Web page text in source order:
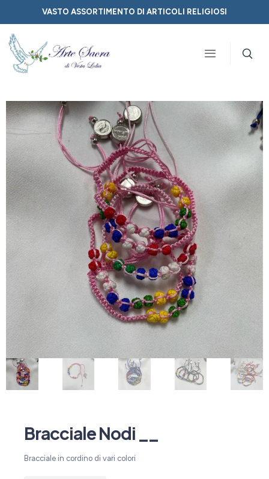
VASTO ASSORTIMENTO DI ARTICOLI RELIGIOSI
Bracciale Nodi __
Bracciale in cordino di vari colori